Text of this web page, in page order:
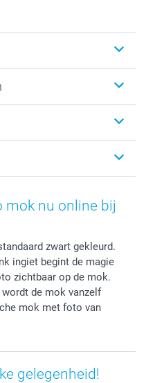
met fotoprints
mok nu online bij
zwart gekleurd.
ingiet begint de magie
zichtbaar op de mok.
de mok vanzelf
mok met foto van
gelegenheid!